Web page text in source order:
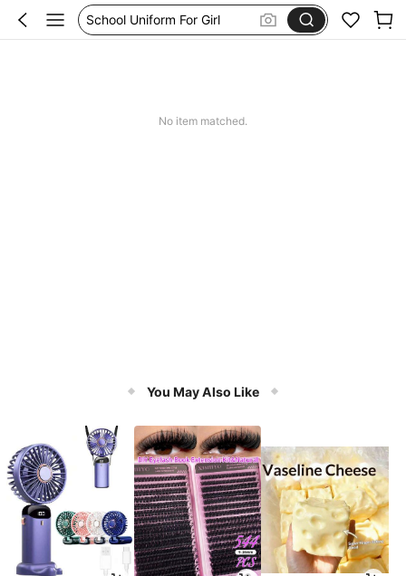
School Uniform For Girl
No item matched.
You May Also Like